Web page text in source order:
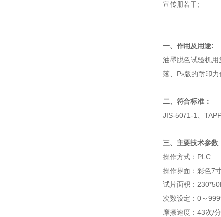
宣传册若干;
一、作用及用途:
油墨脱色试验机用
落、Ps版的耐印
二、符合标准：
JIS-5071-1、
三、主要技术参数
操作方式：PLC
操作界面：彩色7
试片面积：
次数设定：0～
摩擦速度：43次/分